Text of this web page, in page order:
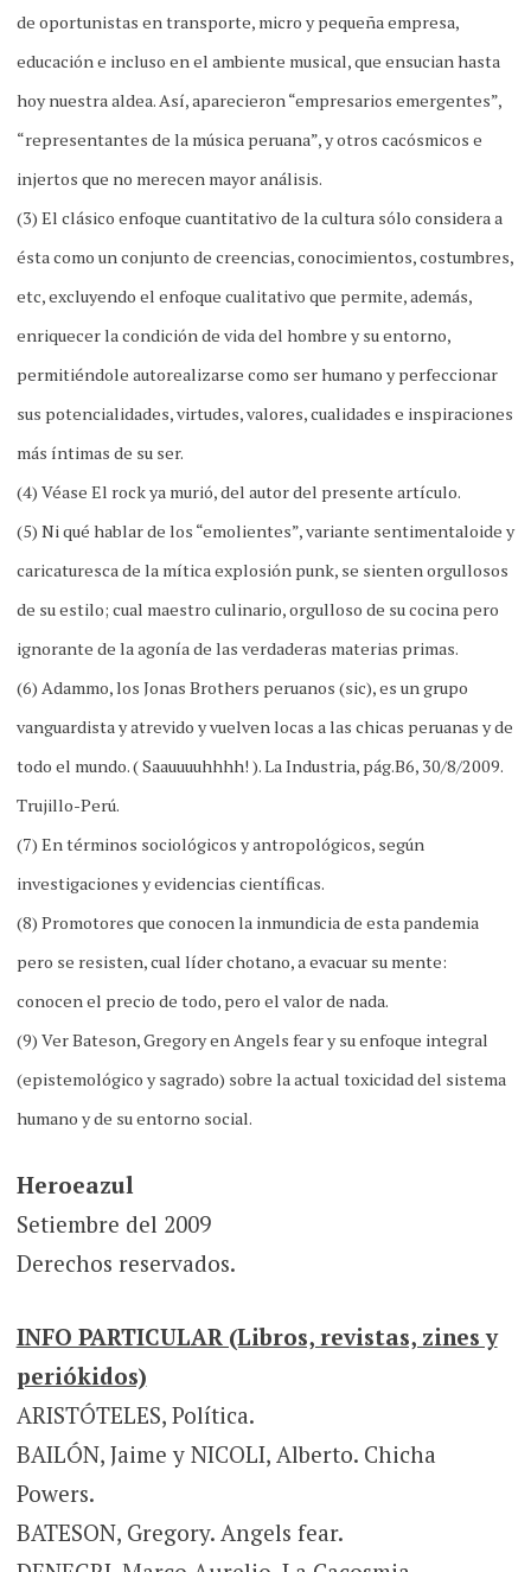
de oportunistas en transporte, micro y pequeña empresa,
educación e incluso en el ambiente musical, que ensucian hasta
hoy nuestra aldea. Así, aparecieron “empresarios emergentes”,
“representantes de la música peruana”, y otros cacósmicos e
injertos que no merecen mayor análisis.
(3) El clásico enfoque cuantitativo de la cultura sólo considera a
ésta como un conjunto de creencias, conocimientos, costumbres,
etc, excluyendo el enfoque cualitativo que permite, además,
enriquecer la condición de vida del hombre y su entorno,
permitiéndole autorealizarse como ser humano y perfeccionar
sus potencialidades, virtudes, valores, cualidades e inspiraciones
más íntimas de su ser.
(4) Véase El rock ya murió, del autor del presente artículo.
(5) Ni qué hablar de los “emolientes”, variante sentimentaloide y
caricaturesca de la mítica explosión punk, se sienten orgullosos
de su estilo; cual maestro culinario, orgulloso de su cocina pero
ignorante de la agonía de las verdaderas materias primas.
(6) Adammo, los Jonas Brothers peruanos (sic), es un grupo
vanguardista y atrevido y vuelven locas a las chicas peruanas y de
todo el mundo. ( Saauuuuhhhh! ). La Industria, pág.B6, 30/8/2009.
Trujillo-Perú.
(7) En términos sociológicos y antropológicos, según
investigaciones y evidencias científicas.
(8) Promotores que conocen la inmundicia de esta pandemia
pero se resisten, cual líder chotano, a evacuar su mente:
conocen el precio de todo, pero el valor de nada.
(9) Ver Bateson, Gregory en Angels fear y su enfoque integral
(epistemológico y sagrado) sobre la actual toxicidad del sistema
humano y de su entorno social.
Heroeazul
Setiembre del 2009
Derechos reservados.
INFO PARTICULAR (Libros, revistas, zines y
periókidos)
ARISTÓTELES, Política.
BAILÓN, Jaime y NICOLI, Alberto. Chicha
Powers.
BATESON, Gregory. Angels fear.